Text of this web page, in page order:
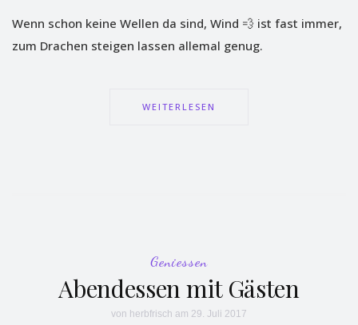
Wenn schon keine Wellen da sind, Wind 💨 ist fast immer,
zum Drachen steigen lassen allemal genug.
WEITERLESEN
Geniessen
Abendessen mit Gästen
von herbfrisch am 29. Juli 2017